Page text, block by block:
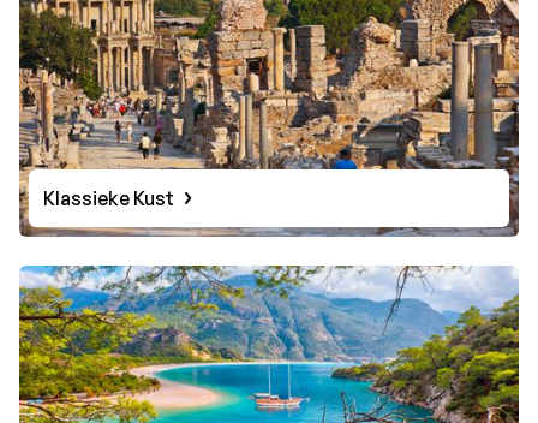
Klassieke Kust